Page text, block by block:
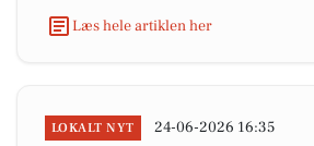
Læs hele artiklen her
LOKALT NYT 24-06-2026 16:35